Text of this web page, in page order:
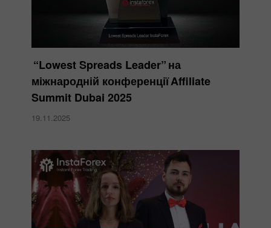
“Lowest Spreads Leader” на
міжнародній конференції Affiliate
Summit Dubai 2025
19.11.2025